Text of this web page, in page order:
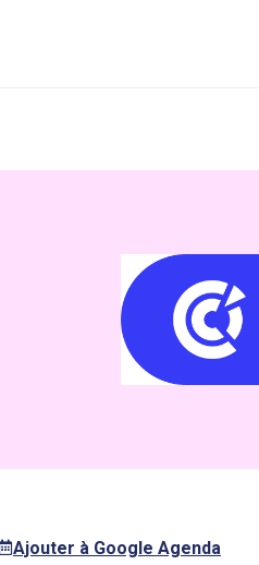
Ajouter à Google Agenda